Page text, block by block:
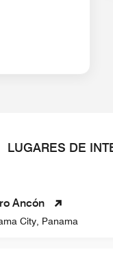
LUGARES DE
Ancón
City, Panama